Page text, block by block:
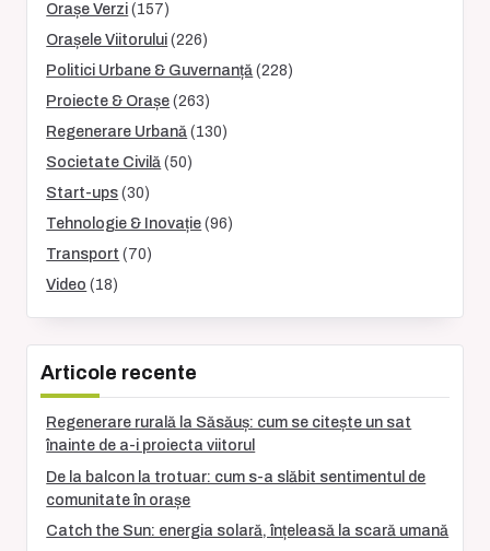
Orașe Verzi (157)
Orașele Viitorului (226)
Politici Urbane & Guvernanță (228)
Proiecte & Orașe (263)
Regenerare Urbană (130)
Societate Civilă (50)
Start-ups (30)
Tehnologie & Inovație (96)
Transport (70)
Video (18)
Articole recente
Regenerare rurală la Săsăuș: cum se citește un sat
înainte de a-i proiecta viitorul
De la balcon la trotuar: cum s-a slăbit sentimentul de
comunitate în orașe
Catch the Sun: energia solară, înțeleasă la scară umană